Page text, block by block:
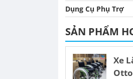
Dụng Cụ Phụ Trợ
SẢN PHẨM
Xe